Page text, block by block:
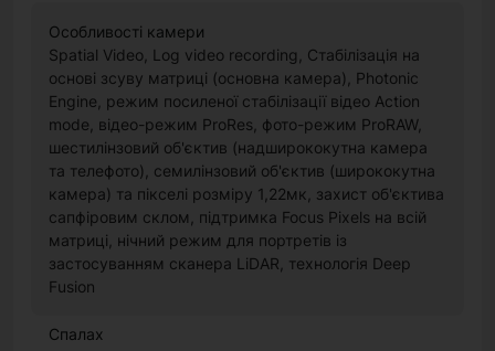
Особливості камери
Spatial Video, Log video recording, Стабілізація на
основі зсуву матриці (основна камера), Photonic
Engine, режим посиленої стабілізації відео Action
mode, відео-режим ProRes, фото-режим ProRAW,
шестилінзовий об'єктив (надширококутна камера
та телефото), семилінзовий об'єктив (ширококутна
камера) та пікселі розміру 1,22мк, захист об'єктива
сапфіровим склом, підтримка Focus Pixels на всій
матриці, нічний режим для портретів із
застосуванням сканера LiDAR, технологія Deep
Fusion
Спалах